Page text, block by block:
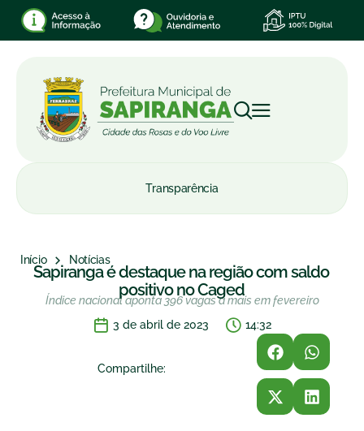
Transparência
Início Notícias
Sapiranga é destaque na região com saldo
positivo no Caged
Índice nacional aponta 396 vagas a mais em fevereiro
3 de abril de 2023
14:32
Compartilhe: